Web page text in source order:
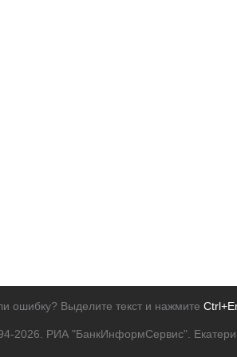
ошибку? Выделите текст и нажмите
2026. РИА "БанкИнформСервис".